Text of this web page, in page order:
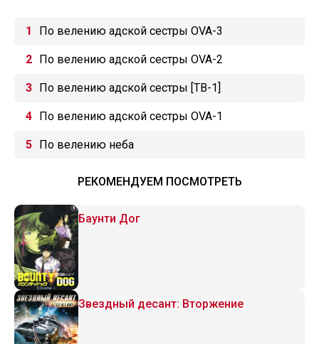
По велению адской сестры OVA-3
По велению адской сестры OVA-2
По велению адской сестры [ТВ-1]
По велению адской сестры OVA-1
По велению неба
РЕКОМЕНДУЕМ ПОСМОТРЕТЬ
Баунти Дог
Звездный десант: Вторжение